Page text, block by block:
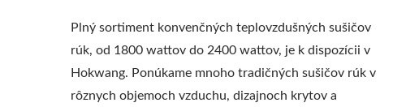
Plný sortiment konvenčných teplovzdušných sušičov
rúk, od 1800 wattov do 2400 wattov, je k dispozícii v
Hokwang. Ponúkame mnoho tradičných sušičov rúk v
rôznych objemoch vzduchu, dizajnoch krytov a